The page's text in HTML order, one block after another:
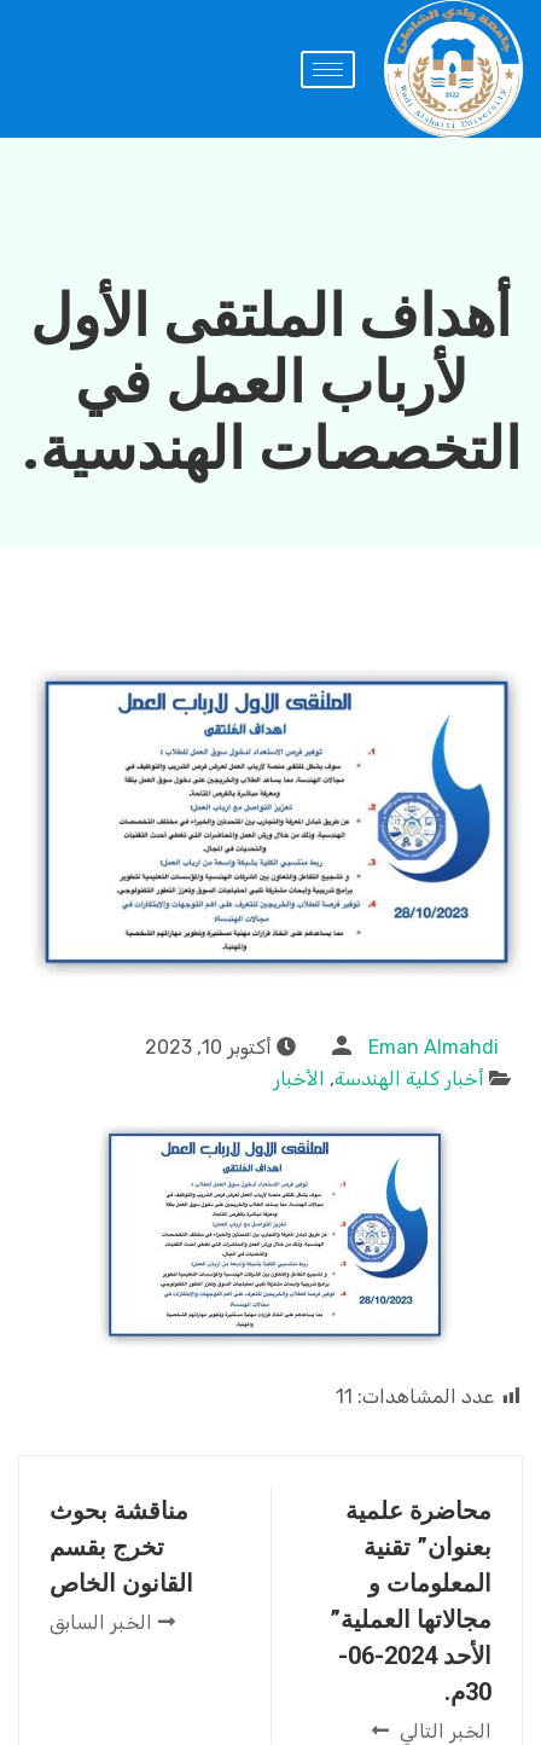
أهداف الملتقى الأول
لأرباب العمل في
التخصصات الهندسية.
Eman Almahdi
أكتوبر 10, 2023
أخبار كلية الهندسة, الأخبار
عدد المشاهدات: 11
مناقشة بحوث
تخرج بقسم
القانون الخاص
الخبر السابق
محاضرة علمية
بعنوان” تقنية
المعلومات و
مجالاتها العملية”
الأحد 2024-06-
30م.
الخبر التالي